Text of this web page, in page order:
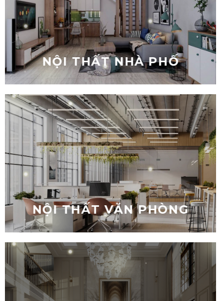
NỘI THẤT NHÀ PHỐ
NỘI THẤT VĂN PHÒNG